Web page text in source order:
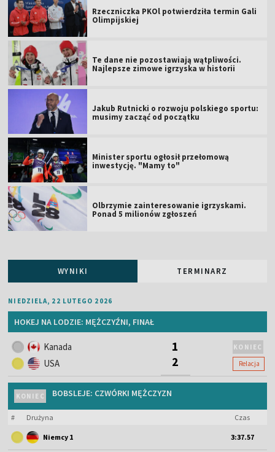
Rzeczniczka PKOl potwierdziła termin Gali
Olimpijskiej
Te dane nie pozostawiają wątpliwości.
Najlepsze zimowe igrzyska w historii
Jakub Rutnicki o rozwoju polskiego sportu:
musimy zacząć od początku
Minister sportu ogłosił przełomową
inwestycję. "Mamy to"
Olbrzymie zainteresowanie igrzyskami.
Ponad 5 milionów zgłoszeń
WYNIKI TERMINARZ
NIEDZIELA, 22 LUTEGO 2026
HOKEJ NA LODZIE: MĘŻCZYŹNI, FINAŁ
Kanada
USA
1
2
KONIEC
Relacja
KONIEC BOBSLEJE: CZWÓRKI MĘŻCZYZN
# Drużyna Czas
Niemcy 1 3:37.57